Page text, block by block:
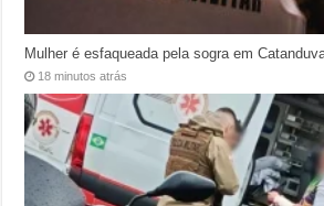
Mulher é esfaqueada pela sogra em
18 minutos atrás